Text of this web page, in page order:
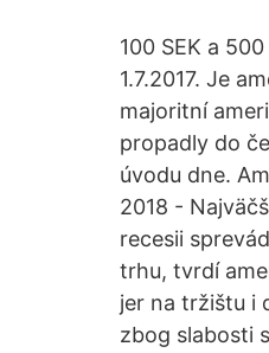
100 SEK a
1.7.2017. Je
majoritní
propadly do
úvodu dne.
2018 -
recesii
trhu, tvrdí
jer na tržištu i
zbog slabosti